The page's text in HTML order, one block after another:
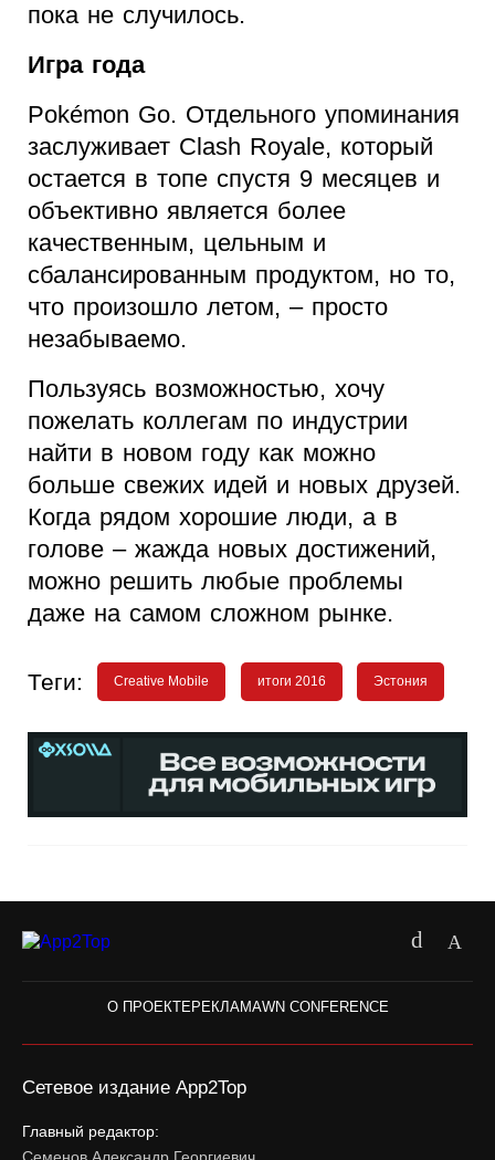
пока не случилось.
Игра года
Pokémon Go. Отдельного упоминания
заслуживает Clash Royale, который
остается в топе спустя 9 месяцев и
объективно является более
качественным, цельным и
сбалансированным продуктом, но то,
что произошло летом, – просто
незабываемо.
Пользуясь возможностью, хочу
пожелать коллегам по индустрии
найти в новом году как можно
больше свежих идей и новых друзей.
Когда рядом хорошие люди, а в
голове – жажда новых достижений,
можно решить любые проблемы
даже на самом сложном рынке.
Теги: Creative Mobile итоги 2016 Эстония
О ПРОЕКТЕ РЕКЛАМАWN CONFERENCE
Сетевое издание App2Top
Главный редактор:
Семенов Александр Георгиевич